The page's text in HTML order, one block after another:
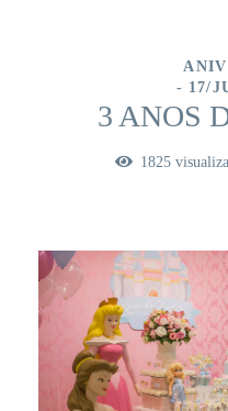
17/
3 ANOS
1825